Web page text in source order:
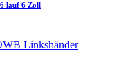
lauf 6 Zoll